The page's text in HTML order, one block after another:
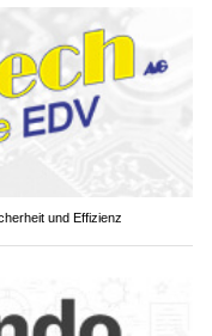
und Effizienz